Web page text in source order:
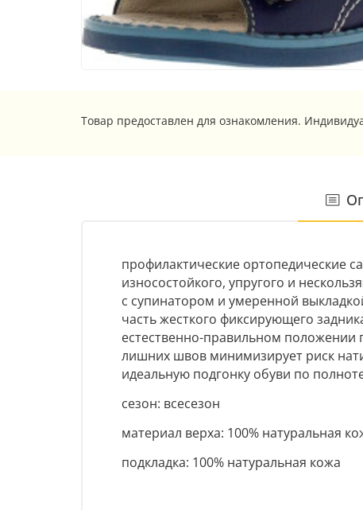
Товар предоставлен для ознакомления.
профилактические ортопедические
износостойкого, упругого и
с супинатором и умеренной
часть жесткого фиксирующего
естественно-правильном положении
лишних швов минимизирует риск
идеальную подгонку обуви по
сезон: всесезон
материал верха: 100% натуральная
подкладка: 100% натуральная кожа